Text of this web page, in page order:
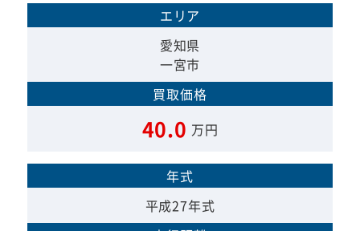
エリア
愛知県
一宮市
買取価格
40.0 万円
年式
平成27年式